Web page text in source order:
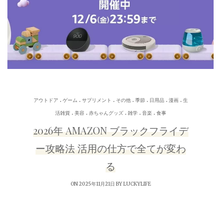
アウトドア . ゲーム . サプリメント . その他. 季節 . 日用品. 漫画. 生
活雑貨. 美容 . 赤ちゃんグッズ. 雑学. 音楽. 食事
2026年 AMAZON ブラックフライデ
ー攻略法 活用の仕方で全てが変わ
る
ON 2025年11月21日 BYLUCKYLIFE